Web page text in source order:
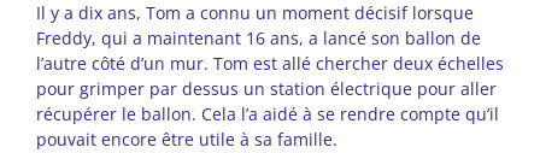
Il y a dix ans, Tom a connu un moment décisif lorsque
Freddy, qui a maintenant 16 ans, a lancé son ballon de
l’autre côté d’un mur. Tom est allé chercher deux échelles
pour grimper par dessus un station électrique pour aller
récupérer le ballon. Cela l’a aidé à se rendre compte qu’il
pouvait encore être utile à sa famille.